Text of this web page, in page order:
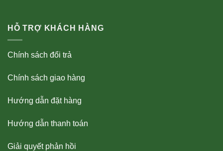
HỖ TRỢ KHÁCH HÀNG
Chính sách đổi trả
Chính sách giao hàng
Hướng dẫn đặt hàng
Hướng dẫn thanh toán
Giải quyết phản hồi